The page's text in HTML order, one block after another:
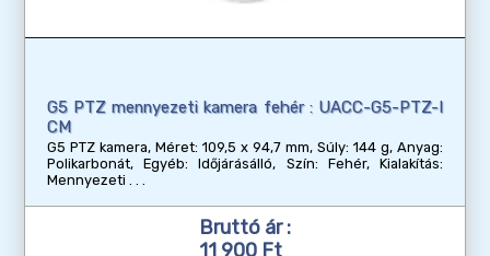
G5 PTZ mennyezeti kamera fehér : UACC-G5-PTZ-I
CM
G5 PTZ kamera, Méret: 109,5 x 94,7 mm, Súly: 144 g, Anyag:
Polikarbonát, Egyéb: Időjárásálló, Szín: Fehér, Kialakítás:
Mennyezeti
Bruttó ár :
11 900 Ft